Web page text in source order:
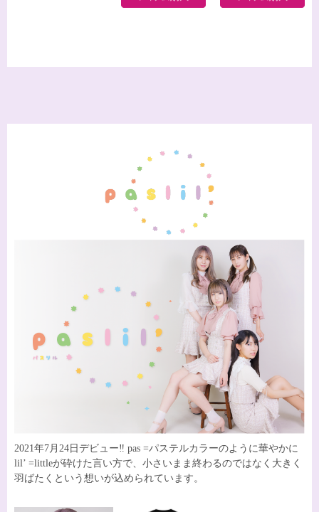
(税抜・送料込)
(税抜・送料込)
さんデザインＴシ
(税抜・送料込)
さんデザインロン
Shupines矢野桜子
さんデザインスウ
(税抜・送料込)
さんデザインモバ
イルバッテリー
3,200円
(税抜・送料込)